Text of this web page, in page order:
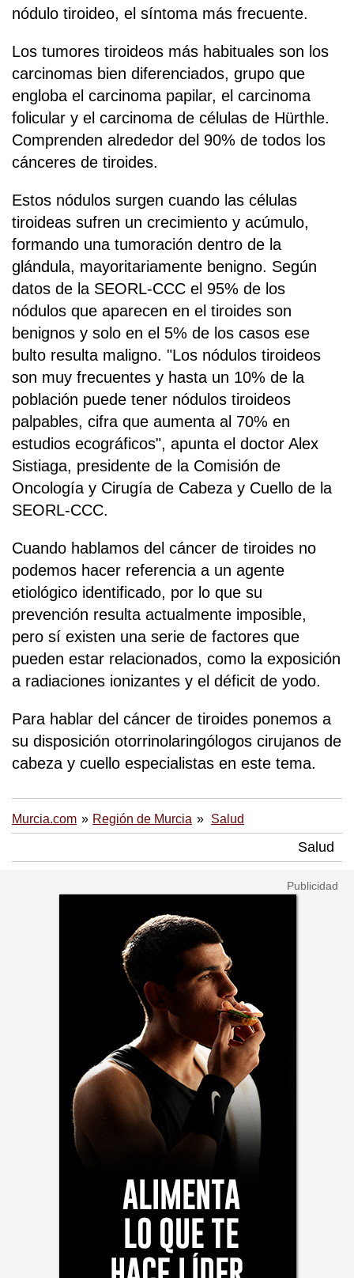
nódulo tiroideo, el síntoma más frecuente.
Los tumores tiroideos más habituales son los
carcinomas bien diferenciados, grupo que
engloba el carcinoma papilar, el carcinoma
folicular y el carcinoma de células de Hürthle.
Comprenden alrededor del 90% de todos los
cánceres de tiroides.
Estos nódulos surgen cuando las células
tiroideas sufren un crecimiento y acúmulo,
formando una tumoración dentro de la
glándula, mayoritariamente benigno. Según
datos de la SEORL-CCC el 95% de los
nódulos que aparecen en el tiroides son
benignos y solo en el 5% de los casos ese
bulto resulta maligno. "Los nódulos tiroideos
son muy frecuentes y hasta un 10% de la
población puede tener nódulos tiroideos
palpables, cifra que aumenta al 70% en
estudios ecográficos", apunta el doctor Alex
Sistiaga, presidente de la Comisión de
Oncología y Cirugía de Cabeza y Cuello de la
SEORL-CCC.
Cuando hablamos del cáncer de tiroides no
podemos hacer referencia a un agente
etiológico identificado, por lo que su
prevención resulta actualmente imposible,
pero sí existen una serie de factores que
pueden estar relacionados, como la exposición
a radiaciones ionizantes y el déficit de yodo.
Para hablar del cáncer de tiroides ponemos a
su disposición otorrinolaringólogos cirujanos de
cabeza y cuello especialistas en este tema.
Murcia.com Región de Murcia Salud
Salud